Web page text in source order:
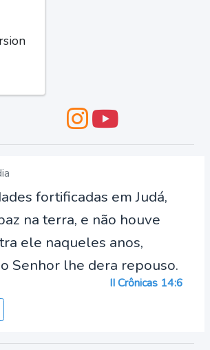
fortificadas em Judá,
na terra, e não houve
ele naqueles anos,
Senhor lhe dera repouso.
II Crônicas 14:6